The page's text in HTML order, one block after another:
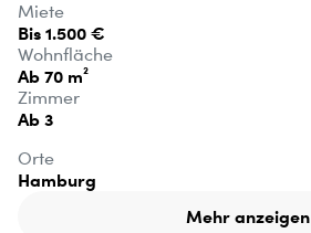
Miete
Bis 1.500 €
Wohnfläche
Ab 70 m²
Zimmer
Ab 3
Orte
Hamburg
Mehr anzeigen